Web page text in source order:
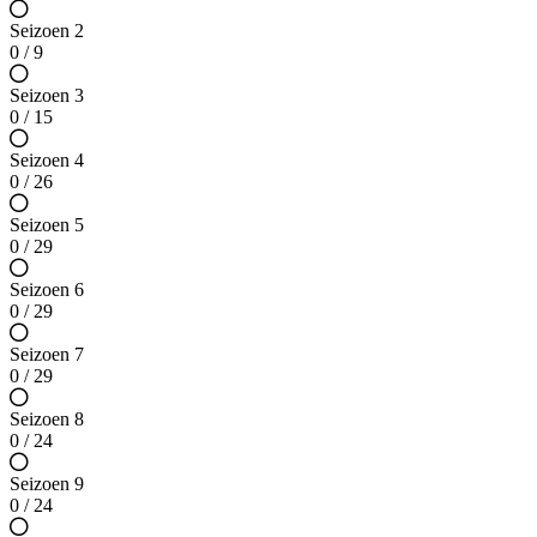
Seizoen 2
0 / 9
Seizoen 3
0 / 15
Seizoen 4
0 / 26
Seizoen 5
0 / 29
Seizoen 6
0 / 29
Seizoen 7
0 / 29
Seizoen 8
0 / 24
Seizoen 9
0 / 24